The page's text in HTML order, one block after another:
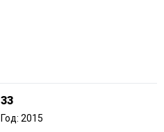
33
Год: 2015